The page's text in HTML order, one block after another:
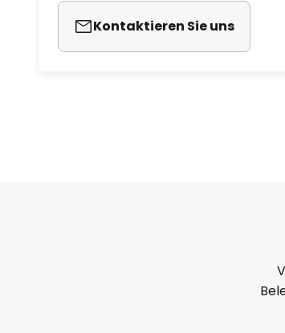
Kontaktieren Sie uns